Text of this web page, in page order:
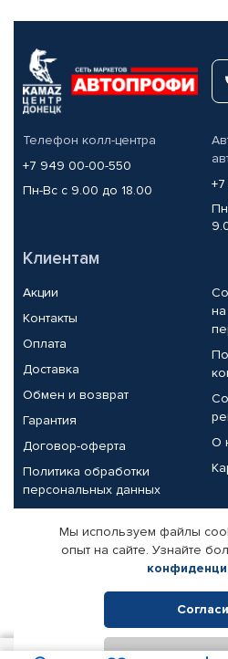
Телефон колл-центра
+7 949 00-00-550
Пн-Вс с 9.00 до 18.00
Клиентам
Акции
Контакты
Оплата
Доставка
Обмен и возврат
Гарантия
Договор-оферта
Политика обработки
персональных данных
О
Партнерам
Корпоративным клиентам
Поставщикам
Мы используем файлы
опыт на сайте. Узнайте